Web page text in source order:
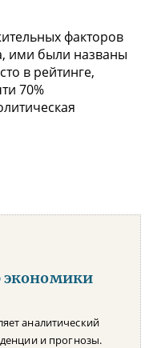
факторов
ими были названы
в рейтинге,
70%
экономики
аналитический
и прогнозы.